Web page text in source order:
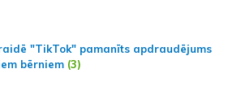
"TikTok" pamanīts apdraudējums
bērniem (3)